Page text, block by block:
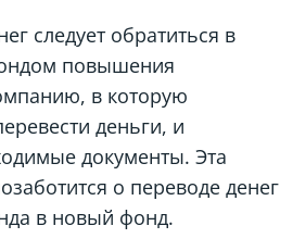
следует обратиться в
повышения
в которую
деньги, и
документы. Эта
о переводе денег
в новый фонд.